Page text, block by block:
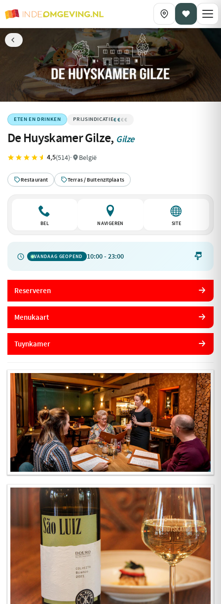
ETEN EN DRINKEN €€
€€€€
De Huyskamer Gilze, Gilze
4,5(514)· België
Restaurant Terras / Buitenzitplaats
BEL NAVIGEREN SITE
VANDAAG GEOPEND 10:00 - 23:00 
Reserveren
Menukaart
Tuynkamer